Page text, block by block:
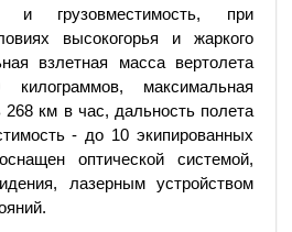
и грузовместимость, при
высокогорья и жаркого
взлетная масса вертолета
максимальная
268 км в час, дальность полета
- до 10 экипированных
оптической системой,
лазерным устройством